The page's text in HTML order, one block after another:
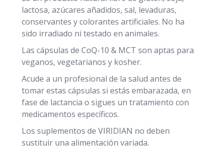
lactosa, azúcares añadidos, sal, levaduras,
conservantes y colorantes artificiales. No ha
sido irradiado ni testado en animales.
Las cápsulas de CoQ-10 & MCT son aptas para
veganos, vegetarianos y kosher.
Acude a un profesional de la salud antes de
tomar estas cápsulas si estás embarazada, en
fase de lactancia o sigues un tratamiento con
medicamentos específicos.
Los suplementos de VIRIDIAN no deben
sustituir una alimentación variada.